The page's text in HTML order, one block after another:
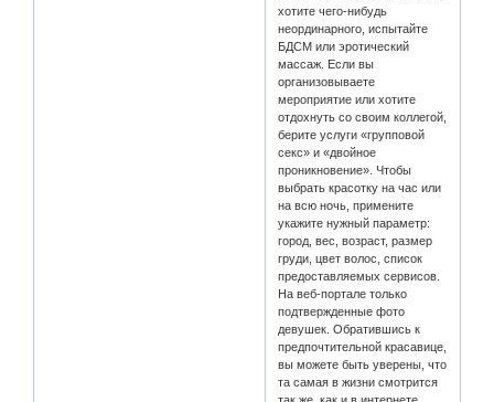
хотите чего-нибудь
неординарного, испытайте
БДСМ или эротический
массаж. Если вы
организовываете
мероприятие или хотите
отдохнуть со своим коллегой,
берите услуги «групповой
секс» и «двойное
проникновение». Чтобы
выбрать красотку на час или
на всю ночь, примените
укажите нужный параметр:
город, вес, возраст, размер
груди, цвет волос, список
предоставляемых сервисов.
На веб-портале только
подтвержденные фото
девушек. Обратившись к
предпочтительной красавице,
вы можете быть уверены, что
та самая в жизни смотрится